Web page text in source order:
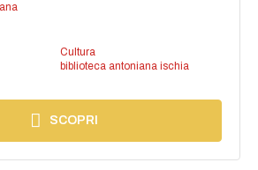
Cultura
biblioteca antoniana ischia
SCOPRI